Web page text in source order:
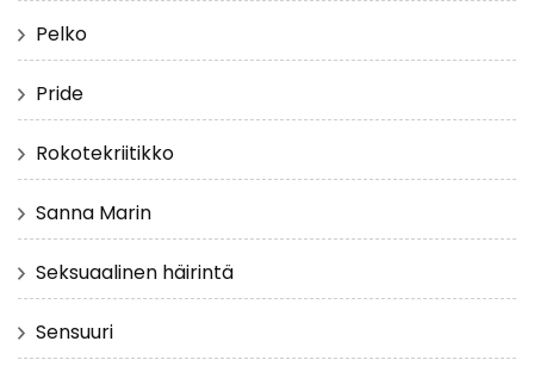
Pelko
Pride
Rokotekriitikko
Sanna Marin
Seksuaalinen häirintä
Sensuuri